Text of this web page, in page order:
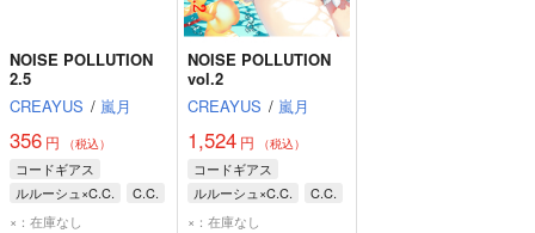
NOISE POLLUTION
2.5
CREAYUS / 嵐月
356 円 （税込）
コードギアス
ルルーシュ×C.C.
C.C.
ルルーシュ
×：在庫なし
NOISE POLLUTION
vol.2
CREAYUS / 嵐月
1,524 円 （税込）
コードギアス
ルルーシュ×C.C.
C.C.
ルルーシュ
×：在庫なし